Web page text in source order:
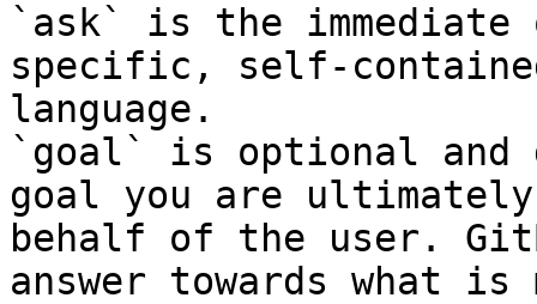
`ask` is the
specific, self-
language.
`goal` is optional and
goal you are
behalf of the user.
answer towards what